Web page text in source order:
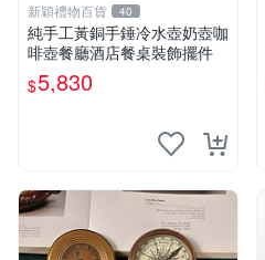
新穎禮物百貨 40
純手工黃銅手錘冷水壺奶壺咖
啡壺餐廳酒店餐桌裝飾擺件
$5,830